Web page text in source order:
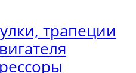
трапеции